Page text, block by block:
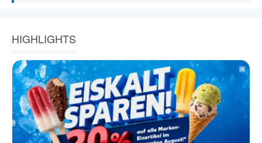
HIGHLIGHTS